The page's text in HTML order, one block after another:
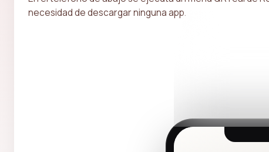
necesidad de descargar ninguna app.